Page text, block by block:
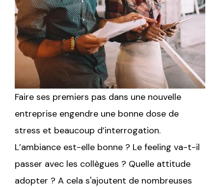
Faire ses premiers pas dans une nouvelle
entreprise engendre une bonne dose de
stress et beaucoup d’interrogation.
L’ambiance est-elle bonne ? Le feeling va-t-il
passer avec les collègues ? Quelle attitude
adopter ? A cela s'ajoutent de nombreuses